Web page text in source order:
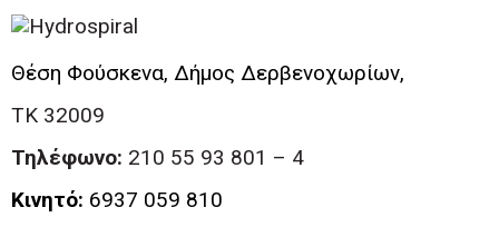
Θέση Φούσκενα, Δήμος Δερβενοχωρίων,
ΤΚ 32009
Τηλέφωνο: 210 55 93 801 – 4
Κινητό: 6937 059 810